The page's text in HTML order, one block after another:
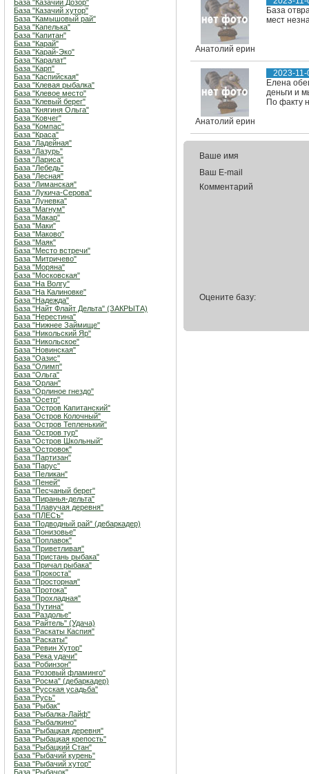
База "Казачий Дозор"
База "Казачий хутор"
База "Камышовый рай"
База "Капелька"
База "Капитан"
База "Карай"
База "Карай-Эко"
База "Каралат"
База "Карп"
База "Каспийская"
База "Клевая рыбалка"
База "Клевое место"
База "Клевый берег"
База "Княгиня Ольга"
База "Ковчег"
База "Компас"
База "Краса"
База "Ладейная"
База "Лазурь"
База "Лариса"
База "Лебедь"
База "Лесная"
База "Лиманская"
База "Лукича-Серова"
База "Луневка"
База "Магнум"
База "Макар"
База "Маки"
База "Маково"
База "Маяк"
База "Место встречи"
База "Митричево"
База "Моряна"
База "Московская"
База "На Волгу"
База "На Калиновке"
База "Надежда"
База "Найт Флайт Дельта" (ЗАКРЫТА)
База "Нерестина"
База "Нижнее Займище"
База "Никольский Яр"
База "Никольское"
База "Новинская"
База "Оазис"
База "Олимп"
База "Ольга"
База "Орлан"
База "Орлиное гнездо"
База "Осетр"
База "Остров Капитанский"
База "Остров Колочный"
База "Остров Тепленький"
База "Остров тур"
База "Остров Школьный"
База "Островок"
База "Партизан"
База "Парус"
База "Пеликан"
База "Пеней"
База "Песчаный берег"
База "Пиранья-дельта"
База "Плавучая деревня"
База "ПЛЕСъ"
База "Подводный рай" (дебаркадер)
База "Понизовье"
База "Поплавок"
База "Приветливая"
База "Пристань рыбака"
База "Причал рыбака"
База "Прокоста"
База "Просторная"
База "Протока"
База "Прохладная"
База "Путина"
База "Раздолье"
База "Райтель" (Удача)
База "Раскаты Каспия"
База "Раскаты"
База "Ревин Хутор"
База "Река удачи"
База "Робинзон"
База "Розовый фламинго"
База "Росма" (дебаркадер)
База "Русская усадьба"
База "Русь"
База "Рыбак"
База "Рыбалка-Лайф"
База "Рыбалкино"
База "Рыбацкая деревня"
База "Рыбацкая крепость"
База "Рыбацкий Стан"
База "Рыбачий курень"
База "Рыбачий хутор"
База "Рыбачок"
Анатолий ерин
База
мест
Анатолий ерин
2023-11-
Елена
деньги и
По факту
Ваше имя
Ваш E-mail
Комментарий
Оцените базу: